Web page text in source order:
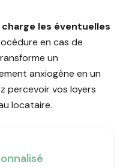
les éventuelles
en cas de
un
anxiogène en un
percevoir vos loyers
locataire.